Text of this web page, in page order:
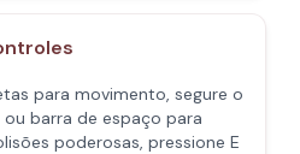
para movimento, segure o
barra de espaço para
poderosas, pressione E